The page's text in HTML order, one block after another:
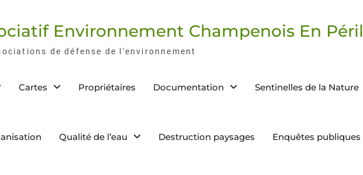
Environnement Champenois En Péril
de défense de l'environnement
Cartes Propriétaires Documentation Sentinelles de la Nature
Qualité de l’eau Destruction paysages Enquêtes publiques